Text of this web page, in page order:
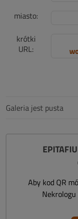
miasto:
krótki
URL:
Galeria jest pusta
Aby kod QR